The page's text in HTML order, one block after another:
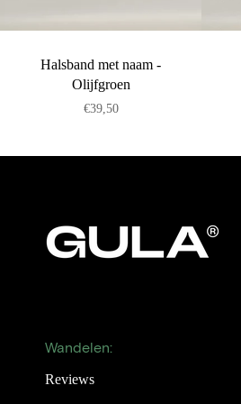
Halsband met naam -
Olijfgroen
€39,50
Wandelen:
Reviews